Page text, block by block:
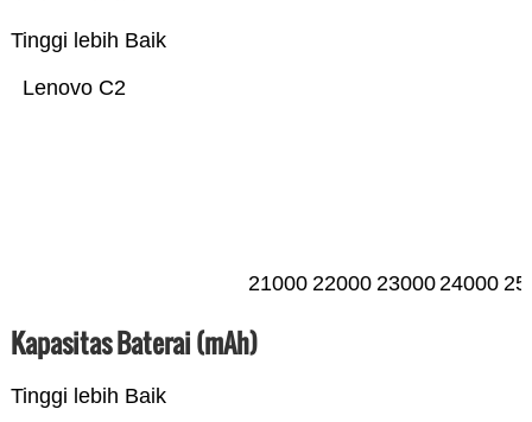
Tinggi lebih Baik
Lenovo C2
21000 22000 2300024000
Kapasitas Baterai (mAh)
Tinggi lebih Baik